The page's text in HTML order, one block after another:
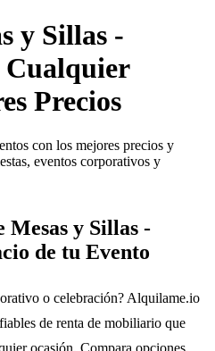
y Sillas -
Cualquier
Precios
con los mejores precios y
eventos corporativos y
Mesas y Sillas -
de tu Evento
o celebración? Alquilame.io
de renta de mobiliario que
ocasión. Compara opciones,